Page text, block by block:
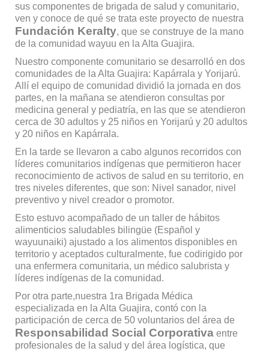
sus componentes de brigada de salud y comunitario,
ven y conoce de qué se trata este proyecto de nuestra
Fundación Keralty, que se construye de la mano
de la comunidad wayuu en la Alta Guajira.
Nuestro componente comunitario se desarrolló en dos
comunidades de la Alta Guajira: Kapárrala y Yorijarú.
Allí el equipo de comunidad dividió la jornada en dos
partes, en la mañana se atendieron consultas por
medicina general y pediatría, en las que se atendieron
cerca de 30 adultos y 25 niños en Yorijarú y 20 adultos
y 20 niños en Kapárrala.
En la tarde se llevaron a cabo algunos recorridos con
líderes comunitarios indígenas que permitieron hacer
reconocimiento de activos de salud en su territorio, en
tres niveles diferentes, que son: Nivel sanador, nivel
preventivo y nivel creador o promotor.
Esto estuvo acompañado de un taller de hábitos
alimenticios saludables bilingüe (Español y
wayuunaiki) ajustado a los alimentos disponibles en
territorio y aceptados culturalmente, fue codirigido por
una enfermera comunitaria, un médico salubrista y
líderes indígenas de la comunidad.
Por otra parte,nuestra 1ra Brigada Médica
especializada en la Alta Guajira, contó con la
participación de cerca de 50 voluntarios del área de
Responsabilidad Social Corporativaentre
profesionales de la salud y del área logística, que